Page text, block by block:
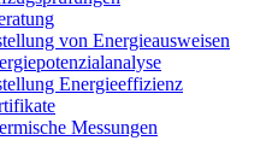
von Energieausweisen
Energieeffizienz
Messungen